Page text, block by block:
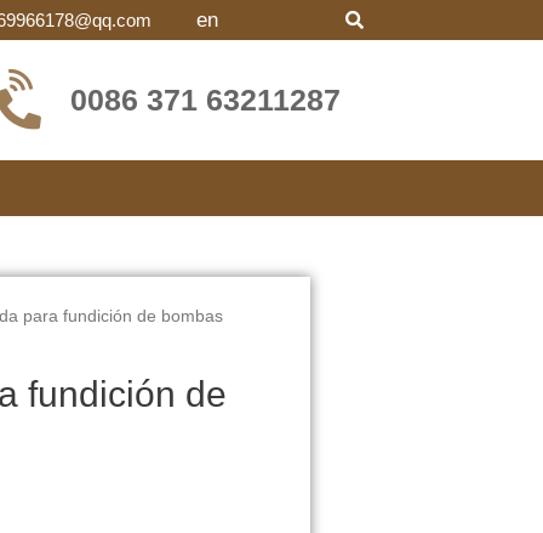
en
0086 371 63211287
para fundición de bombas
fundición de